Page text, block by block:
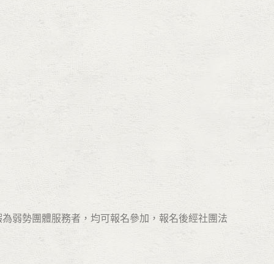
弱勢團體服務者，均可報名參加，報名後經社團法